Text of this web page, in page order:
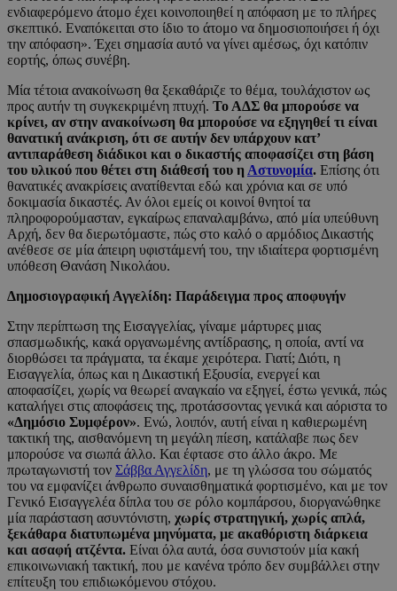
ενδιαφερόμενο άτομο έχει κοινοποιηθεί η απόφαση με το πλήρες
σκεπτικό. Εναπόκειται στο ίδιο το άτομο να δημοσιοποιήσει ή όχι
την απόφαση». Έχει σημασία αυτό να γίνει αμέσως, όχι κατόπιν
εορτής, όπως συνέβη.
Μία τέτοια ανακοίνωση θα ξεκαθάριζε το θέμα, τουλάχιστον ως
προς αυτήν τη συγκεκριμένη πτυχή. Το ΑΔΣ θα μπορούσε να
κρίνει, αν στην ανακοίνωση θα μπορούσε να εξηγηθεί τι είναι
θανατική ανάκριση, ότι σε αυτήν δεν υπάρχουν κατ’
αντιπαράθεση διάδικοι και ο δικαστής αποφασίζει στη βάση
του υλικού που θέτει στη διάθεσή του η Αστυνομία. Επίσης ότι
θανατικές ανακρίσεις ανατίθενται εδώ και χρόνια και σε υπό
δοκιμασία δικαστές. Αν όλοι εμείς οι κοινοί θνητοί τα
πληροφορούμασταν, εγκαίρως επαναλαμβάνω, από μία υπεύθυνη
Αρχή, δεν θα διερωτόμαστε, πώς στο καλό ο αρμόδιος Δικαστής
ανέθεσε σε μία άπειρη υφιστάμενή του, την ιδιαίτερα φορτισμένη
υπόθεση Θανάση Νικολάου.
Δημοσιογραφική Αγγελίδη: Παράδειγμα προς αποφυγήν
Στην περίπτωση της Εισαγγελίας, γίναμε μάρτυρες μιας
σπασμωδικής, κακά οργανωμένης αντίδρασης, η οποία, αντί να
διορθώσει τα πράγματα, τα έκαμε χειρότερα. Γιατί; Διότι, η
Εισαγγελία, όπως και η Δικαστική Εξουσία, ενεργεί και
αποφασίζει, χωρίς να θεωρεί αναγκαίο να εξηγεί, έστω γενικά, πώς
καταλήγει στις αποφάσεις της, προτάσσοντας γενικά και αόριστα το
«Δημόσιο Συμφέρον». Ενώ, λοιπόν, αυτή είναι η καθιερωμένη
τακτική της, αισθανόμενη τη μεγάλη πίεση, κατάλαβε πως δεν
μπορούσε να σιωπά άλλο. Και έφτασε στο άλλο άκρο. Με
πρωταγωνιστή τον Σάββα Αγγελίδη, με τη γλώσσα του σώματός
του να εμφανίζει άνθρωπο συναισθηματικά φορτισμένο, και με τον
Γενικό Εισαγγελέα δίπλα του σε ρόλο κομπάρσου, διοργανώθηκε
μία παράσταση ασυντόνιστη, χωρίς στρατηγική, χωρίς απλά,
ξεκάθαρα διατυπωμένα μηνύματα, με ακαθόριστη διάρκεια
και ασαφή ατζέντα. Είναι όλα αυτά, όσα συνιστούν μία κακή
επικοινωνιακή τακτική, που με κανένα τρόπο δεν συμβάλλει στην
επίτευξη του επιδιωκόμενου στόχου.